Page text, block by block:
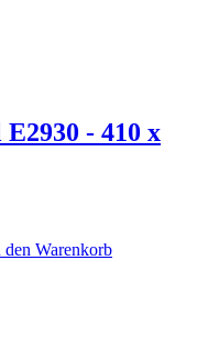
- 410 x
den Warenkorb